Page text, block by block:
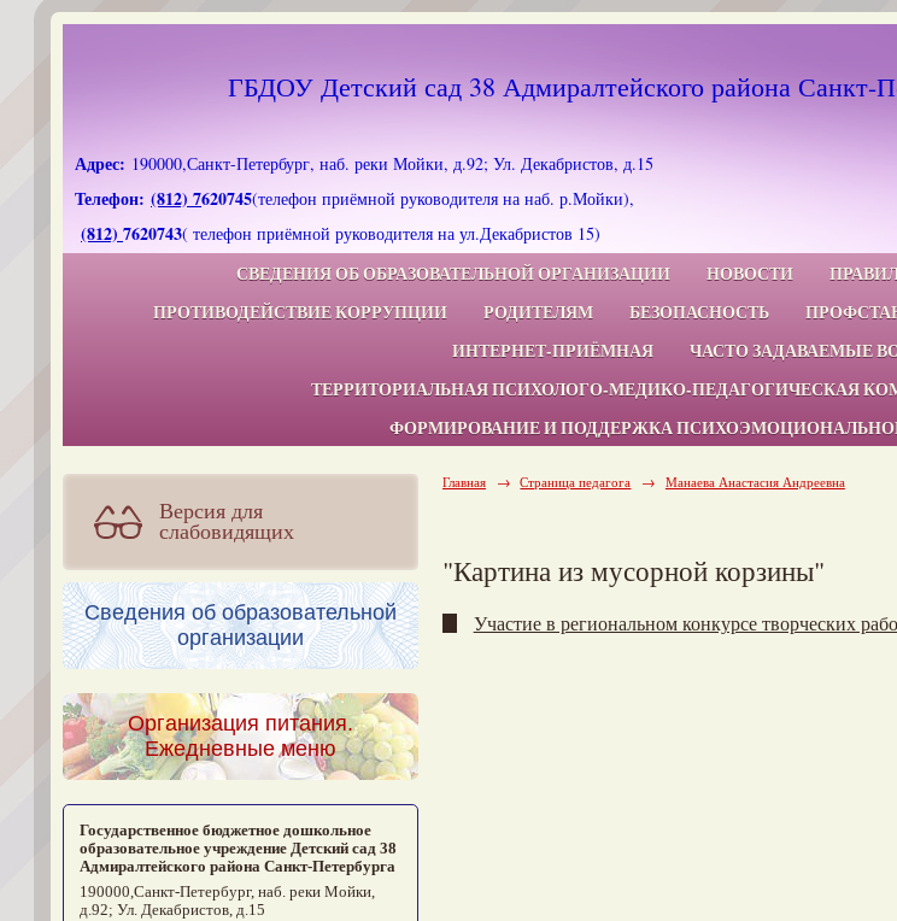
ГБДОУ Детский сад 38 Адмиралтейского района Санкт-
Адрес: 190000,Санкт-Петербург, наб. реки Мойки, д.92; Ул. Декабристов, д.15
Телефон: (812) 7620745(телефон приёмной руководителя на наб. р.Мойки),
(812) 7620743( телефон приёмной руководителя на ул.Декабристов 15)
dou38@adm-edu.spb.ru
СВЕДЕНИЯ ОБ ОБРАЗОВАТЕЛЬНОЙ ОРГАНИЗАЦИИ НОВОСТИ
ПРОТИВОДЕЙСТВИЕ КОРРУПЦИИ
РОДИТЕЛЯМ БЕЗОПАСНОСТЬ
ИНТЕРНЕТ-ПРИЁМНАЯ
ЧАСТО ЗАДАВАЕМЫЕ
ТЕРРИТОРИАЛЬНАЯ ПСИХОЛОГО-МЕДИКО-ПЕДАГОГИЧЕСКАЯ
ФОРМИРОВАНИЕ И ПОДДЕРЖКА
Версия для
слабовидящих
Сведения об образовательной
организации
Организация питания.
Ежедневные меню
Государственное бюджетное дошкольное
образовательное учреждение Детский сад 38
Адмиралтейского района Санкт-Петербурга
190000,Санкт-Петербург, наб. реки Мойки,
д.92; Ул. Декабристов, д.15
Главная → Страница педагога → Манаева Анастасия Андреевна
"Картина из мусорной корзины"
Участие в региональном конкурсе творческих